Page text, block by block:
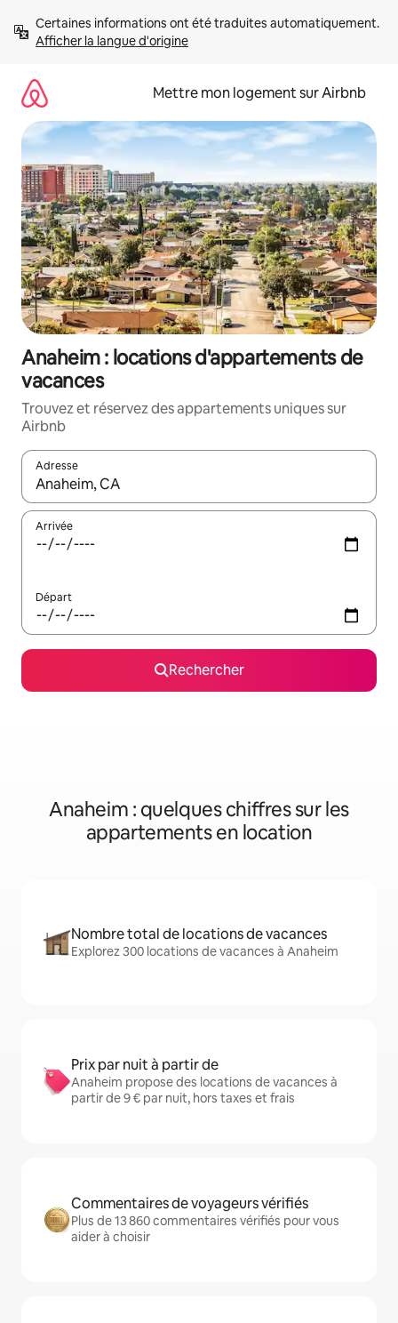
directement
Afficher la langue d'origine
Mettre mon logement sur Airbnb
Anaheim : locations d'appartements de
vacances
Trouvez et réservez des appartements uniques sur
Airbnb
Adresse
Lorsque les résultats s'affichent, utilisez les flèches vers le
Arrivée
Départ
Rechercher
Anaheim : quelques chiffres sur les
appartements en location
Nombre total de locations de vacances
Explorez 300 locations de vacances à Anaheim
Prix par nuit à partir de
Anaheim propose des locations de vacances à
partir de 9 € par nuit, hors taxes et frais
Commentaires de voyageurs vérifiés
Plus de 13 860 commentaires vérifiés pour vous
aider à choisir